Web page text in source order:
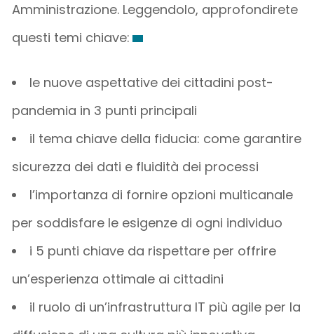
Amministrazione. Leggendolo, approfondirete
questi temi chiave:
le nuove aspettative dei cittadini post-
pandemia in 3 punti principali
il tema chiave della fiducia: come garantire
sicurezza dei dati e fluidità dei processi
l’importanza di fornire opzioni multicanale
per soddisfare le esigenze di ogni individuo
i 5 punti chiave da rispettare per offrire
un’esperienza ottimale ai cittadini
il ruolo di un’infrastruttura IT più agile per la